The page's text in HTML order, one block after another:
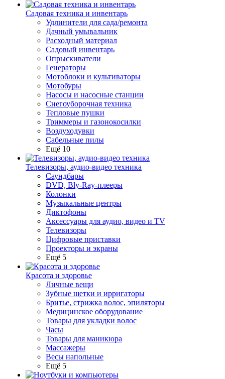
Садовая техника и инвентарь
Удлинители для сада/ремонта
Дачный умывальник
Расходный материал
Садовый инвентарь
Опрыскиватели
Генераторы
Мотоблоки и культиваторы
Мотобуры
Насосы и насосные станции
Снегоуборочная техника
Тепловые пушки
Триммеры и газонокосилки
Воздуходувки
Сабельные пилы
Ещё 10
Телевизоры, аудио-видео техника
Саундбары
DVD, Bly-Ray-плееры
Колонки
Музыкальные центры
Диктофоны
Аксессуары для аудио, видео и TV
Телевизоры
Цифровые приставки
Проекторы и экраны
Ещё 5
Красота и здоровье
Личные вещи
Зубные щетки и ирригаторы
Бритье, стрижка волос, эпиляторы
Медицинское оборудование
Товары для укладки волос
Часы
Товары для маникюра
Массажеры
Весы напольные
Ещё 5